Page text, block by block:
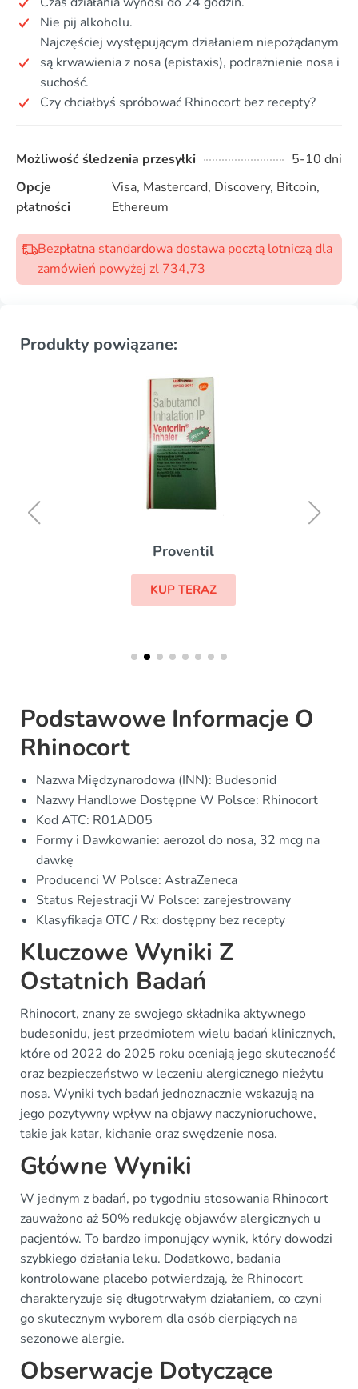
Nie pij alkoholu.
Najczęściej występującym działaniem niepożądanym
są krwawienia z nosa (epistaxis), podrażnienie nosa i
suchość.
Czy chciałbyś spróbować Rhinocort bez recepty?
Możliwość śledzenia przesyłki
5-10 dni
Opcje
płatności
Visa, Mastercard, Discovery, Bitcoin,
Ethereum
Bezpłatna standardowa dostawa pocztą lotniczą dla
zamówień powyżej zl 734,73
Produkty powiązane:
Proventil
KUP TERAZ
Podstawowe Informacje O
Rhinocort
Nazwa Międzynarodowa (INN): Budesonid
Nazwy Handlowe Dostępne W Polsce: Rhinocort
Kod ATC: R01AD05
Formy i Dawkowanie: aerozol do nosa, 32 mcg na
dawkę
Producenci W Polsce: AstraZeneca
Status Rejestracji W Polsce: zarejestrowany
Klasyfikacja OTC / Rx: dostępny bez recepty
Kluczowe Wyniki Z
Ostatnich Badań
Rhinocort, znany ze swojego składnika aktywnego
budesonidu, jest przedmiotem wielu badań klinicznych,
które od 2022 do 2025 roku oceniają jego skuteczność
oraz bezpieczeństwo w leczeniu alergicznego nieżytu
nosa. Wyniki tych badań jednoznacznie wskazują na
jego pozytywny wpływ na objawy naczynioruchowe,
takie jak katar, kichanie oraz swędzenie nosa.
Główne Wyniki
W jednym z badań, po tygodniu stosowania Rhinocort
zauważono aż 50% redukcję objawów alergicznych u
pacjentów. To bardzo imponujący wynik, który dowodzi
szybkiego działania leku. Dodatkowo, badania
kontrolowane placebo potwierdzają, że Rhinocort
charakteryzuje się długotrwałym działaniem, co czyni
go skutecznym wyborem dla osób cierpiących na
sezonowe alergie.
Obserwacje Dotyczące